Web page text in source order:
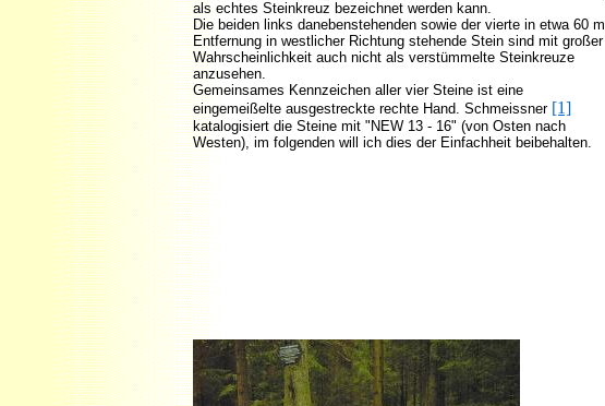
als echtes Steinkreuz bezeichnet werden kann.
Die beiden links danebenstehenden sowie der vierte in etwa 60 m
Entfernung in westlicher Richtung stehende Stein sind mit großer
Wahrscheinlichkeit auch nicht als verstümmelte Steinkreuze
anzusehen.
Gemeinsames Kennzeichen aller vier Steine ist eine
eingemeißelte ausgestreckte rechte Hand. Schmeissner [1]
katalogisiert die Steine mit "NEW 13 - 16" (von Osten nach
Westen), im folgenden will ich dies der Einfachheit beibehalten.